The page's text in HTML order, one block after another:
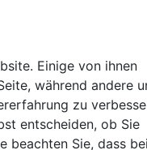
Einige von ihnen
während andere
zu
entscheiden, ob Sie
beachten Sie, dass